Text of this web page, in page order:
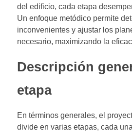
del edificio, cada etapa
Un enfoque metódico permite
inconvenientes y ajustar los
necesario, maximizando la
Descripción
etapa
En términos generales, el
divide en varias etapas, cada